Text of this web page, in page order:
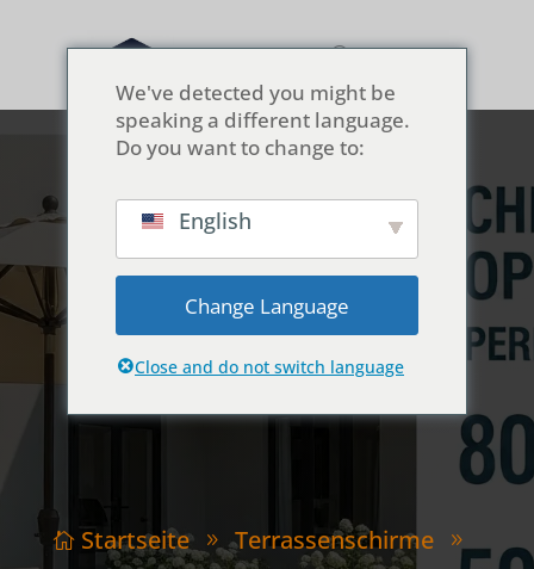
Die Option
“Chinesisches Acryl”:
80% Leistung, 50%
Kosten
 Startseite 9 Terrassenschirme 9
We've detected you might be
speaking a different language.
Do you want to change to:
English
Change Language
Close and do not switch language